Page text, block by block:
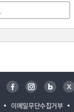
이메일무단수집거부
페이스북 인스타그램 블로그 트위터